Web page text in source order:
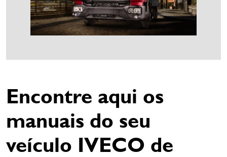
Encontre aqui os
manuais do seu
veículo IVECO de